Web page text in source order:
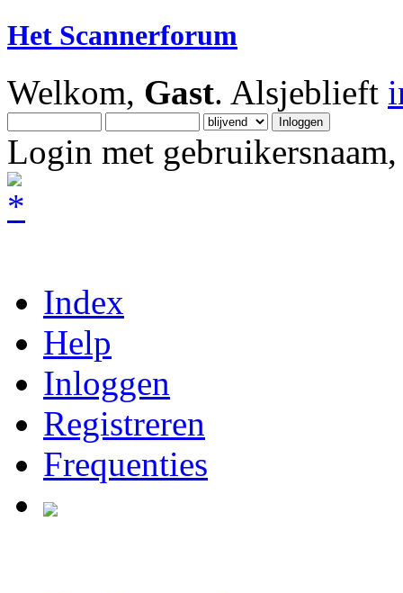
Het Scannerforum
Welkom, Gast. Alsjeblieft
Login met
Index
Help
Inloggen
Registreren
Frequenties